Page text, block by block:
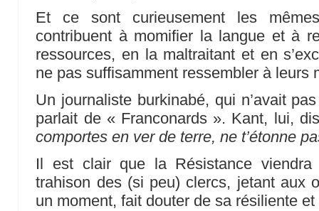
Et ce sont curieusement les
contribuent à momifier la langue et à
ressources, en la maltraitant et en
ne pas suffisamment ressembler à leurs
Un journaliste burkinabé, qui n’avait
parlait de « Franconards ». Kant, lui,
comportes en ver de terre, ne t’étonne
Il est clair que la Résistance
trahison des (si peu) clercs, jetant aux
un moment, fait douter de sa résiliente